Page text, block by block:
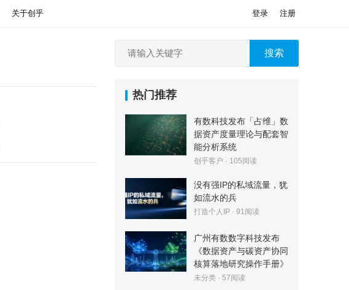
关于创乎 登录 注册
搜索
热门推荐
有数科技发布「占维」数
据资产度量理论与配套智
能分析系统
创乎客户 · 105阅读
没有强IP的私域流量，犹
如流水的兵
打造个人IP · 91阅读
广州有数数字科技发布
《数据资产与碳资产协同
核算落地研究操作手册》
未分类 · 57阅读